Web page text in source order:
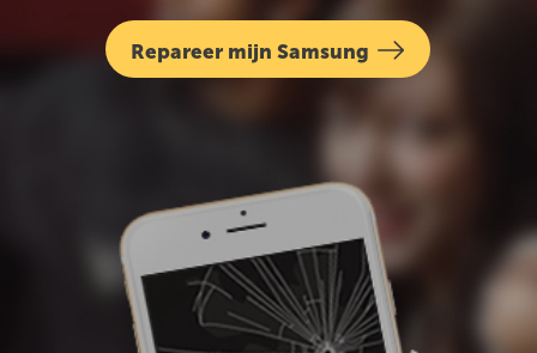
Repareer mijn Samsung